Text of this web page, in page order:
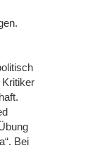
Kritiker
Bei